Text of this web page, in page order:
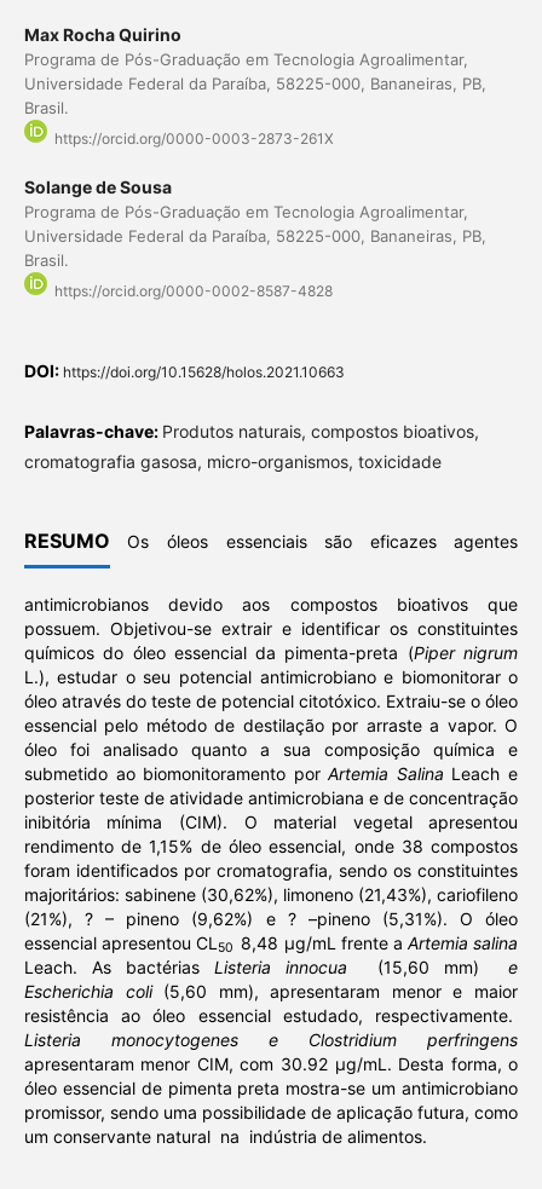
Max Rocha Quirino
Programa de Pós-Graduação em Tecnologia Agroalimentar,
Universidade Federal da Paraíba, 58225-000, Bananeiras, PB,
Brasil.
https://orcid.org/0000-0003-2873-261X
Solange de Sousa
Programa de Pós-Graduação em Tecnologia Agroalimentar,
Universidade Federal da Paraíba, 58225-000, Bananeiras, PB,
Brasil.
https://orcid.org/0000-0002-8587-4828
DOI: https://doi.org/10.15628/holos.2021.10663
Palavras-chave: Produtos naturais, compostos bioativos,
cromatografia gasosa, micro-organismos, toxicidade
RESUMO Os óleos essenciais são eficazes agentes
antimicrobianos devido aos compostos bioativos que
possuem. Objetivou-se extrair e identificar os constituintes
químicos do óleo essencial da pimenta-preta (Piper nigrum
L.), estudar o seu potencial antimicrobiano e biomonitorar o
óleo através do teste de potencial citotóxico. Extraiu-se o óleo
essencial pelo método de destilação por arraste a vapor. O
óleo foi analisado quanto a sua composição química e
submetido ao biomonitoramento porArtemia Salina Leach e
posterior teste de atividade antimicrobiana e de concentração
inibitória mínima (CIM). O material vegetal apresentou
rendimento de 1,15% de óleo essencial, onde 38 compostos
foram identificados por cromatografia, sendo os constituintes
majoritários: sabinene (30,62%), limoneno (21,43%), cariofileno
(21%), ? – pineno (9,62%) e ? –pineno (5,31%). O óleo
essencial apresentou CL 50 8,48 µg/mL frente a Artemia salina
Leach. As bactériasListeria innocua (15,60 mm) e
Escherichia coli (5,60 mm), apresentaram menor e maior
resistência ao óleo essencial estudado, respectivamente.
Listeria monocytogenes e Clostridium perfringens
apresentaram menor CIM, com 30.92 µg/mL. Desta forma, o
óleo essencial de pimenta preta mostra-se um antimicrobiano
promissor, sendo uma possibilidade de aplicação futura, como
um conservante natural na indústria de alimentos.